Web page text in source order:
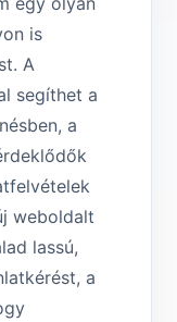
is
A
segíthet a
a
weboldalt
lassú,
a